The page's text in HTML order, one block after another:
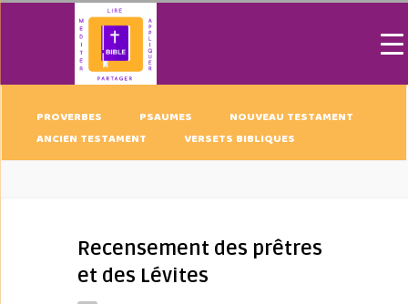
PROVERBES PSAUMES
NOUVEAU TESTAMENT
ANCIEN TESTAMENT
VERSETS BIBLIQUES
Recensement des prêtres
et des Lévites